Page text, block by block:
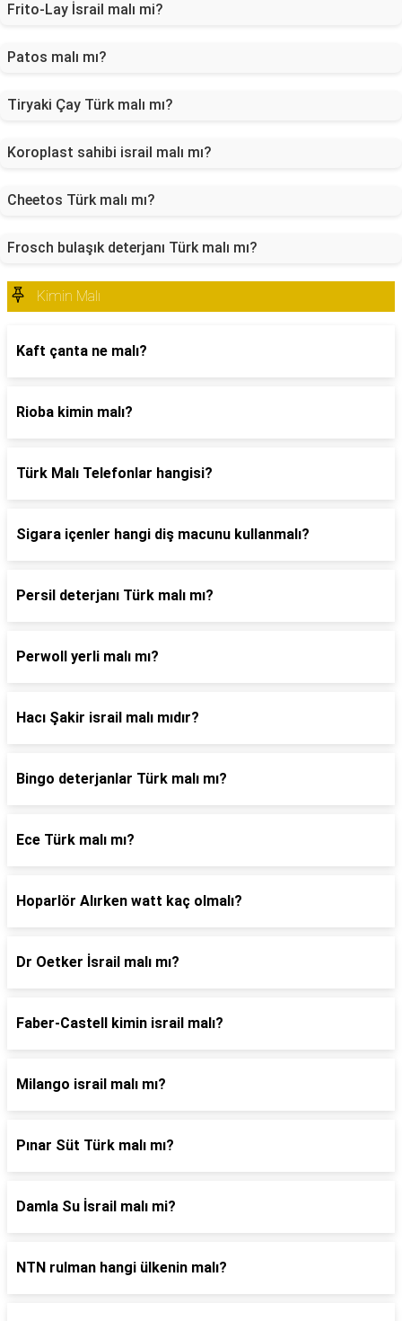
Frito-Lay İsrail malı mi?
Patos malı mı?
Tiryaki Çay Türk malı mı?
Koroplast sahibi israil malı mı?
Cheetos Türk malı mı?
Frosch bulaşık deterjanı Türk malı mı?
Kimin Malı
Kaft çanta ne malı?
Rioba kimin malı?
Türk Malı Telefonlar hangisi?
Sigara içenler hangi diş macunu kullanmalı?
Persil deterjanı Türk malı mı?
Perwoll yerli malı mı?
Hacı Şakir israil malı mıdır?
Bingo deterjanlar Türk malı mı?
Ece Türk malı mı?
Hoparlör Alırken watt kaç olmalı?
Dr Oetker İsrail malı mı?
Faber-Castell kimin israil malı?
Milango israil malı mı?
Pınar Süt Türk malı mı?
Damla Su İsrail malı mi?
NTN rulman hangi ülkenin malı?